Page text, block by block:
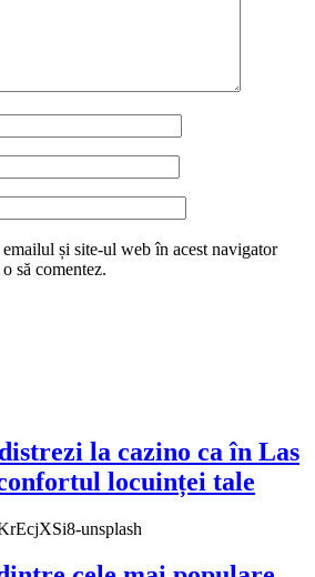
și site-ul web în acest navigator
să comentez.
la cazino ca în Las
locuinței tale